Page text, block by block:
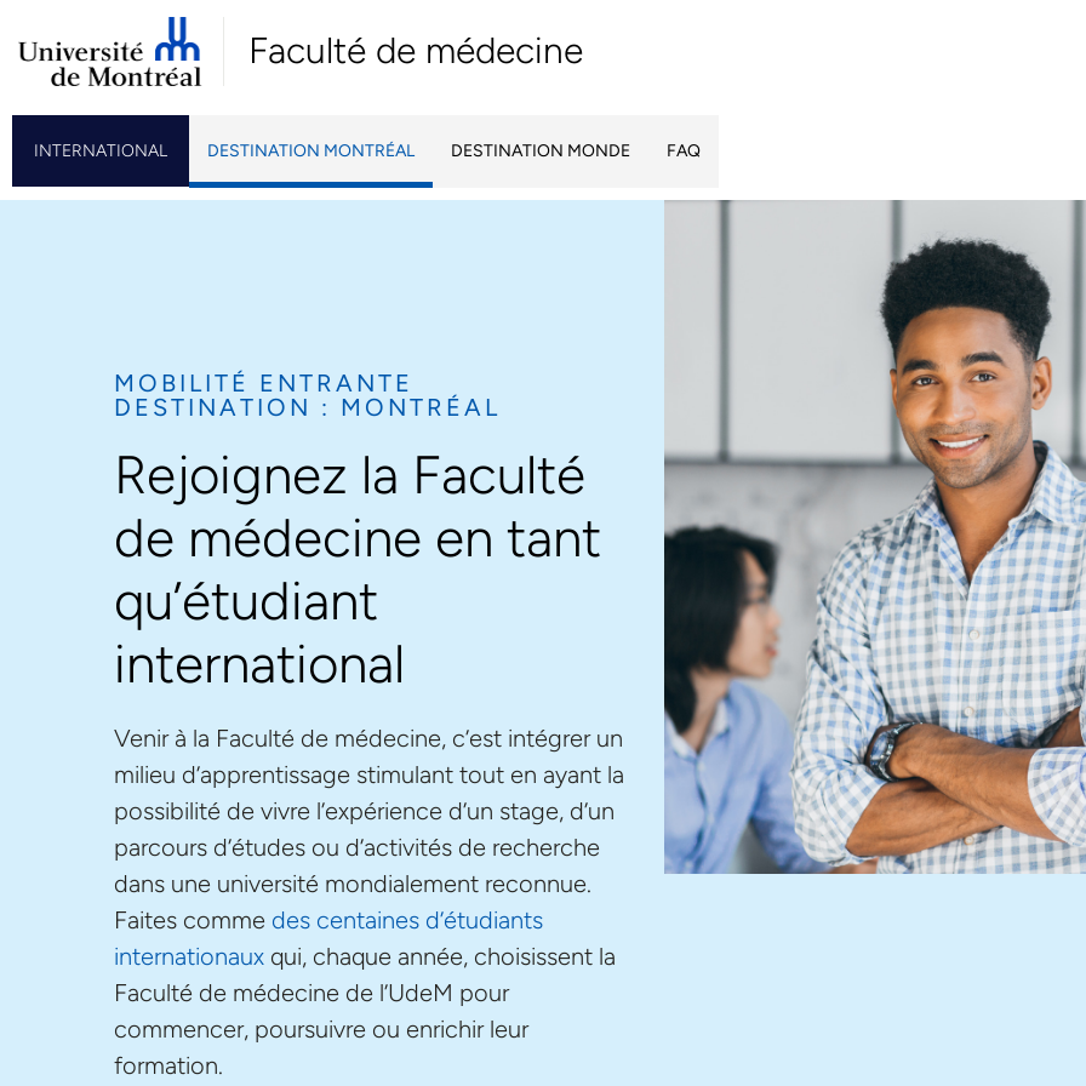
Faculté de médecine
INTERNATIONAL DESTINATION MONTRÉAL DESTINATION MONDE FAQ
MOBILITÉ ENTRANTE
DESTINATION : MONTRÉAL
Rejoignez la Faculté
de médecine en tant
qu’étudiant
international
Venir à la Faculté de médecine, c’est intégrer un
milieu d’apprentissage stimulant tout en ayant la
possibilité de vivre l’expérience d’un stage, d’un
parcours d’études ou d’activités de recherche
dans une université mondialement reconnue.
Faites comme des centaines d’étudiants
internationaux qui, chaque année, choisissent la
Faculté de médecine de l’UdeM pour
commencer, poursuivre ou enrichir leur
formation.